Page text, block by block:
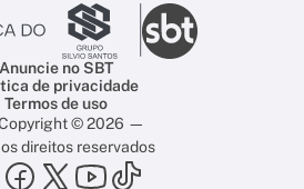
Anuncie no SBT
de privacidade
Termos de uso
© 2026 —
direitos reservados